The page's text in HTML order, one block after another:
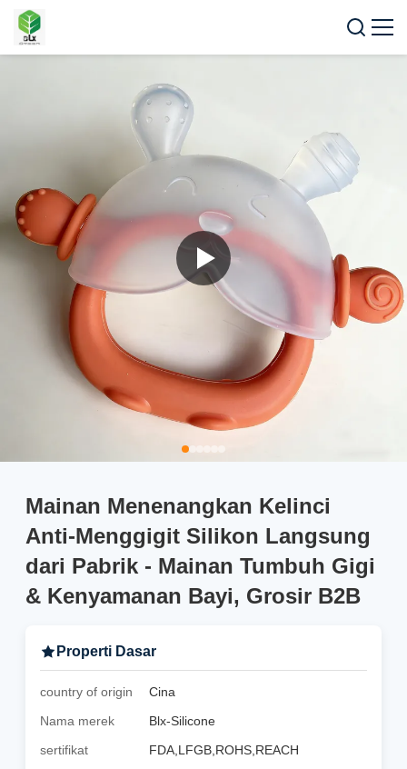
Mainan Menenangkan Kelinci
Anti-Menggigit Silikon Langsung
dari Pabrik - Mainan Tumbuh Gigi
& Kenyamanan Bayi, Grosir B2B
Properti Dasar
country of origin
Cina
Nama merek
Blx-Silicone
sertifikat
FDA,LFGB,ROHS,REACH